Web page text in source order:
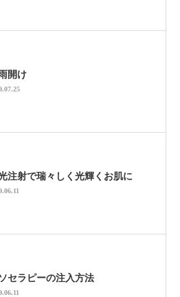
開け
注射で瑞々しく光輝くお肌に
セラピーの注入方法